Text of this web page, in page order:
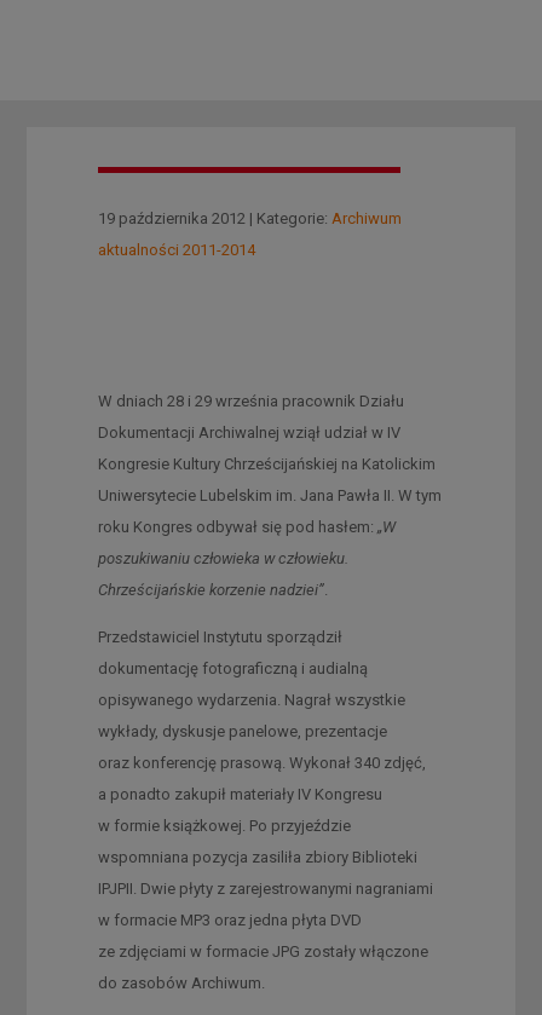
19 października 2012 | Kategorie: Archiwum
aktualności 2011-2014
W dniach 28 i 29 września pracownik Działu
Dokumentacji Archiwalnej wziął udział w IV
Kongresie Kultury Chrześcijańskiej na Katolickim
Uniwersytecie Lubelskim im. Jana Pawła II. W tym
roku Kongres odbywał się pod hasłem: „W
poszukiwaniu człowieka w człowieku.
Chrześcijańskie korzenie nadziei”.
Przedstawiciel Instytutu sporządził
dokumentację fotograficzną i audialną
opisywanego wydarzenia. Nagrał wszystkie
wykłady, dyskusje panelowe, prezentacje
oraz konferencję prasową. Wykonał 340 zdjęć,
a ponadto zakupił materiały IV Kongresu
w formie książkowej. Po przyjeździe
wspomniana pozycja zasiliła zbiory Biblioteki
IPJPII. Dwie płyty z zarejestrowanymi nagraniami
w formacie MP3 oraz jedna płyta DVD
ze zdjęciami w formacie JPG zostały włączone
do zasobów Archiwum.